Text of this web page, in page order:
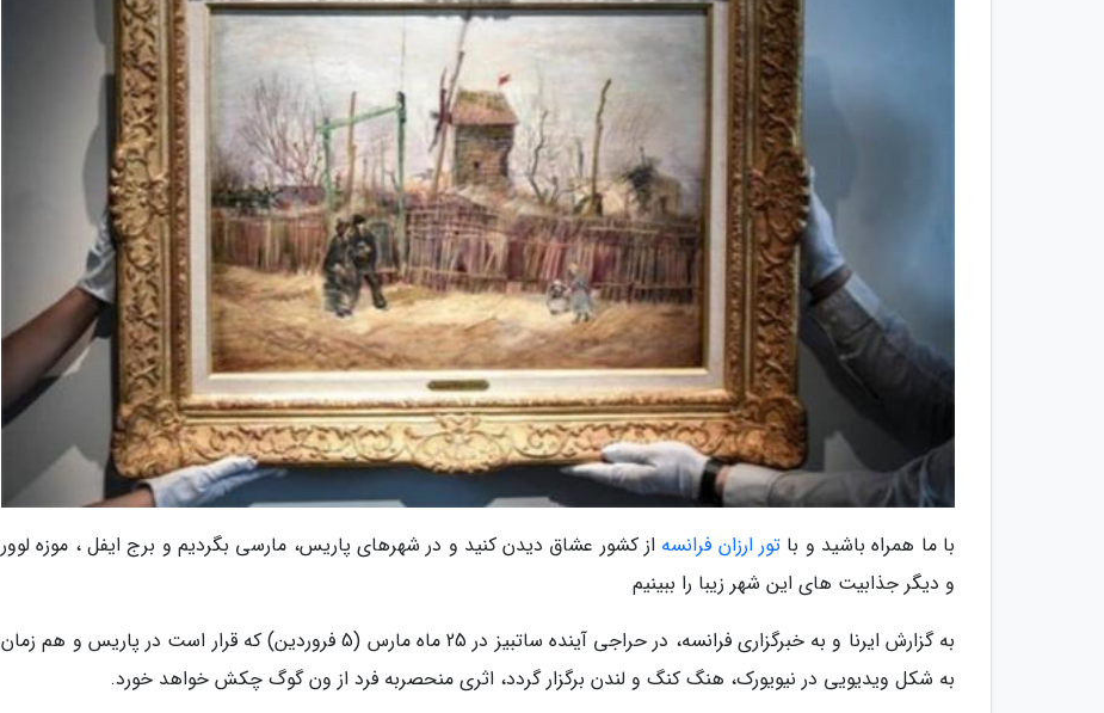
با ما همراه باشید و با تور ارزان فرانسه از کشور عشاق دیدن کنید و در شهرهای پاریس، مارسی بگردیم و برج ایفل ، موزه لوور
و دیگر جذابیت های این شهر زیبا را ببینیم
به گزارش ایرنا و به خبرگزاری فرانسه، در حراجی آینده ساتبیز در 25 ماه مارس (5 فروردین) که قرار است در پاریس و هم زمان
به شکل ویدیویی در نیویورک، هنگ کنگ و لندن برگزار گردد، اثری منحصربه فرد از ون گوگ چکش خواهد خورد.